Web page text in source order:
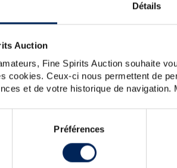
Détails
Auction
Fine Spirits Auction souhaite
cookies. Ceux-ci nous permettent de
et de votre historique de navigation.
Préférences
en valeur le logo historique Bras
Of. Private Reserve 1873 Lot n 1
X.O The Original (70cl)